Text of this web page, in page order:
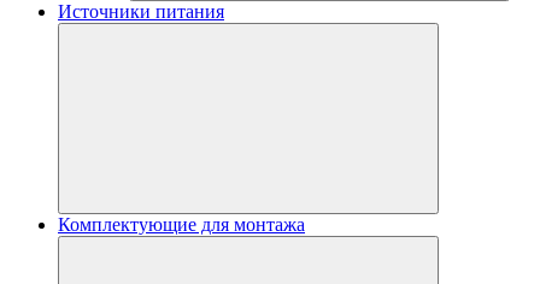
Источники питания
Комплектующие для монтажа